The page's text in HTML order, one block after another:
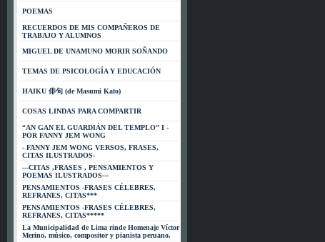
POEMAS
RECUERDOS DE MIS COMPAÑEROS DE
TRABAJO Y ALUMNOS
MIGUEL DE UNAMUNO MORIR SOÑANDO
TEMAS DE PSICOLOGÍA Y EDUCACIÓN
HAIKU 俳句 (de Masumi Kato)
COSAS LINDAS PARA COMPARTIR
“AN GAN EL GUARDIÁN DEL TEMPLO” I -
POR FANNY JEM WONG
- FANNY JEM WONG VERSOS, FRASES,
CITAS ILUSTRADOS-
---CITAS ,FRASES , PENSAMIENTOS Y
POEMAS ILUSTRADOS---
PENSAMIENTOS -FRASES CÉLEBRES,
REFRANES, CITAS***
PENSAMIENTOS -FRASES CÉLEBRES,
REFRANES, CITAS*****
La Municipalidad de Lima rinde Homenaje Víctor
Merino, músico, compositor y pianista peruano.